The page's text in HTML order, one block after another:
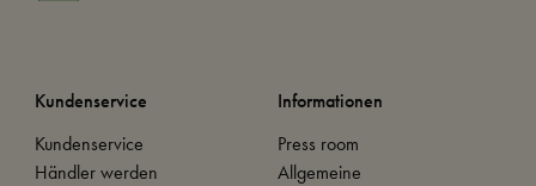
Kundenservice
Kundenservice
Händler werden
Informationen
Press room
Allgemeine